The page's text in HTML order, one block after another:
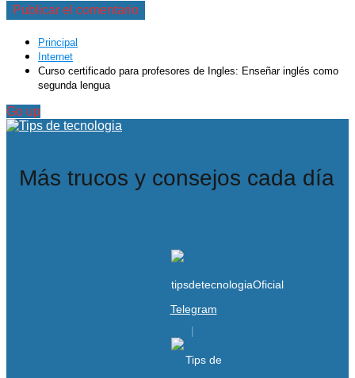
Principal
Internet
Curso certificado para profesores de Ingles: Enseñar inglés como
segunda lengua
Go up
Más trucos y consejos cada día
Telegram